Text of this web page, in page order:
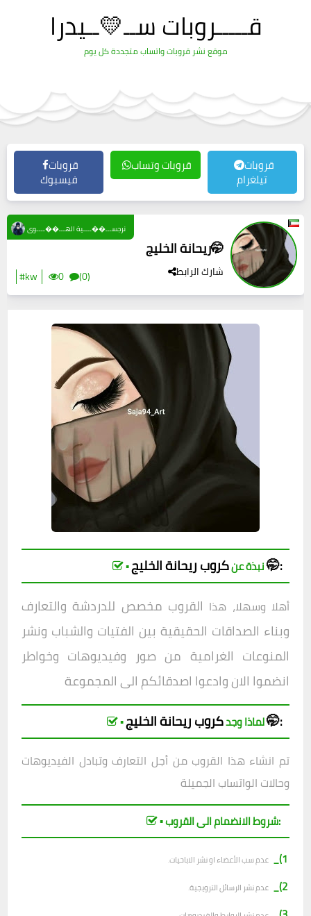
قـــــروبات ســ💛ــيدرا
موقع نشر قروبات واتساب متجددة كل يوم
قروبات
فيسبوك
قروبات وتساب قروبات
تيلغرام
ريحانة الخليج🤭
شارك الرابط #kw 0 (0)
نرجســـ��ــــية الهـــ��ــــوى
▪︎ نبذة عنكروب ريحانة الخليج🤭:
أهلا وسهلا، هذا القروب مخصص للدردشة والتعارف
وبناء الصداقات الحقيقية بين الفتيات والشباب ونشر
المنوعات الغرامية من صور وفيديوهات وخواطر
انضموا الان وادعوا اصدقائكم الى المجموعة
▪︎ لماذا وجدكروب ريحانة الخليج🤭:
تم انشاء هذا القروب من أجل التعارف وتبادل الفيديوهات
وحالات الواتساب الجميلة
▪︎ شروط الانضمام الى القروب:
1)_
عدم سب الأعضاء او نشر الاباحيات.
2)_ عدم نشر الرسائل الترويجية.